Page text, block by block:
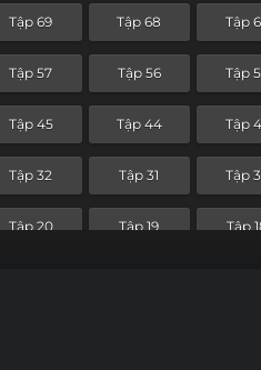
Tập 69 Tập 68 Tập
Tập 57 Tập 56 Tập
Tập 45 Tập 44 Tập
Tập 32 Tập 31 Tập
Tập 20 Tập 19 Tập